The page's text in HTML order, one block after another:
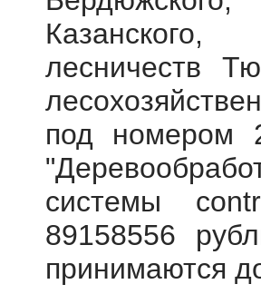
Казанского,
лесничеств
под номером
системы
89158556
принимаются